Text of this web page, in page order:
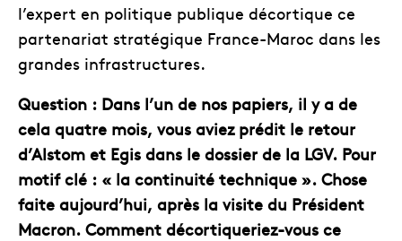
l’expert en politique publique décortique ce
partenariat stratégique France-Maroc dans les
grandes infrastructures.
Question : Dans l’un de nos papiers, il y a de
cela quatre mois, vous aviez prédit le retour
d’Alstom et Egis dans le dossier de la LGV. Pour
motif clé : « la continuité technique ». Chose
faite aujourd’hui, après la visite du Président
Macron. Comment décortiqueriez-vous ce